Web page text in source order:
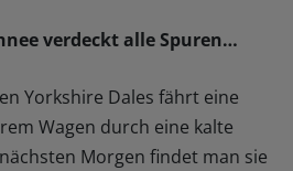
verdeckt alle Spuren…
Yorkshire Dales fährt eine
Wagen durch eine kalte
Morgen findet man sie